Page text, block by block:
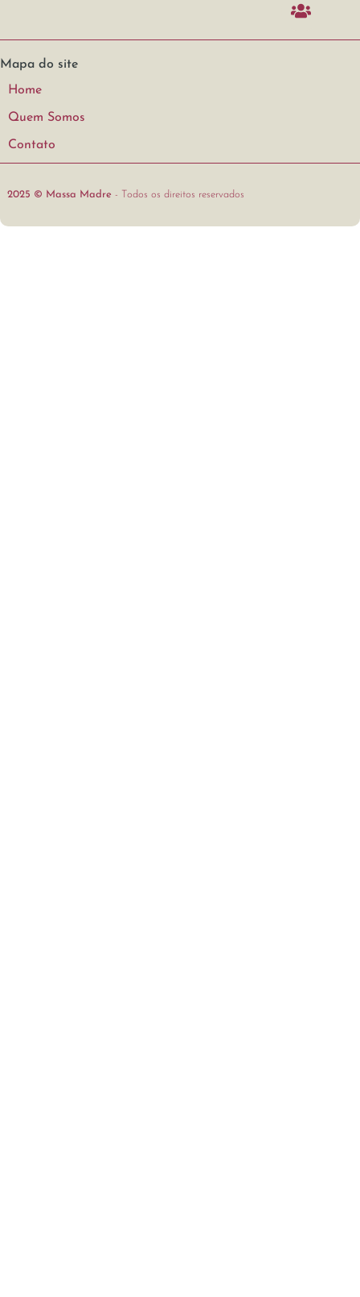
Mapa do site
Home
Quem Somos
Contato
2025 © Massa Madre - Todos os direitos reservados